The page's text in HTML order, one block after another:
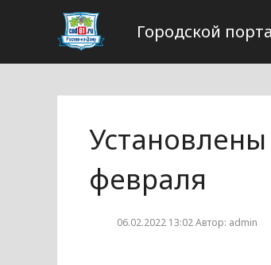
Городской
февраля
06.02.2022 13:02 Автор: admin